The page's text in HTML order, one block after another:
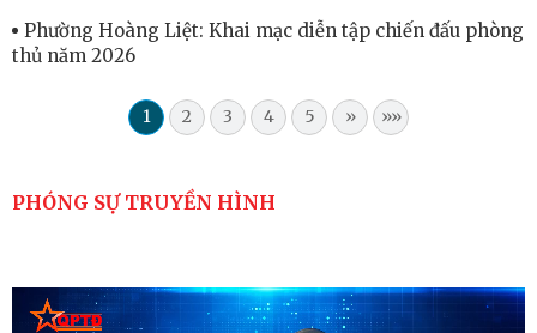
Phường Hoàng Liệt: Khai mạc diễn tập chiến đấu phòng
thủ năm 2026
1 2 3 4 5 » »»
PHÓNG SỰ TRUYỀN HÌNH